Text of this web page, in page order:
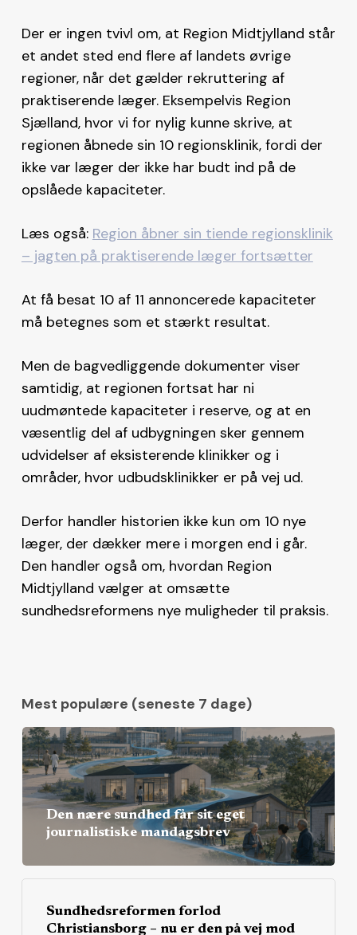
Der er ingen tvivl om, at Region Midtjylland står
et andet sted end flere af landets øvrige
regioner, når det gælder rekruttering af
praktiserende læger. Eksempelvis Region
Sjælland, hvor vi for nylig kunne skrive, at
regionen åbnede sin 10 regionsklinik, fordi der
ikke var læger der ikke har budt ind på de
opslåede kapaciteter.
Læs også: Region åbner sin tiende regionsklinik
– jagten på praktiserende læger fortsætter
At få besat 10 af 11 annoncerede kapaciteter
må betegnes som et stærkt resultat.
Men de bagvedliggende dokumenter viser
samtidig, at regionen fortsat har ni
uudmøntede kapaciteter i reserve, og at en
væsentlig del af udbygningen sker gennem
udvidelser af eksisterende klinikker og i
områder, hvor udbudsklinikker er på vej ud.
Derfor handler historien ikke kun om 10 nye
læger, der dækker mere i morgen end i går.
Den handler også om, hvordan Region
Midtjylland vælger at omsætte
sundhedsreformens nye muligheder til praksis.
Mest populære (seneste 7 dage)
Den nære sundhed får sit eget
journalistiske mandagsbrev
Sundhedsreformen forlod
Christiansborg – nu er den på vej mod